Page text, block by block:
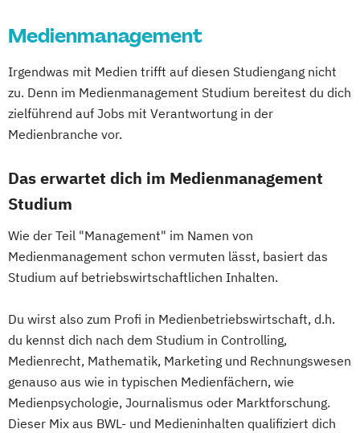
Medienmanagement
Irgendwas mit Medien trifft auf diesen Studiengang nicht
zu. Denn im Medienmanagement Studium bereitest du dich
zielführend auf Jobs mit Verantwortung in der
Medienbranche vor.
Das erwartet dich im Medienmanagement
Studium
Wie der Teil "Management" im Namen von
Medienmanagement schon vermuten lässt, basiert das
Studium auf betriebswirtschaftlichen Inhalten.
Du wirst also zum Profi in Medienbetriebswirtschaft, d.h.
du kennst dich nach dem Studium in Controlling,
Medienrecht, Mathematik, Marketing und Rechnungswesen
genauso aus wie in typischen Medienfächern, wie
Medienpsychologie, Journalismus oder Marktforschung.
Dieser Mix aus BWL- und Medieninhalten qualifiziert dich